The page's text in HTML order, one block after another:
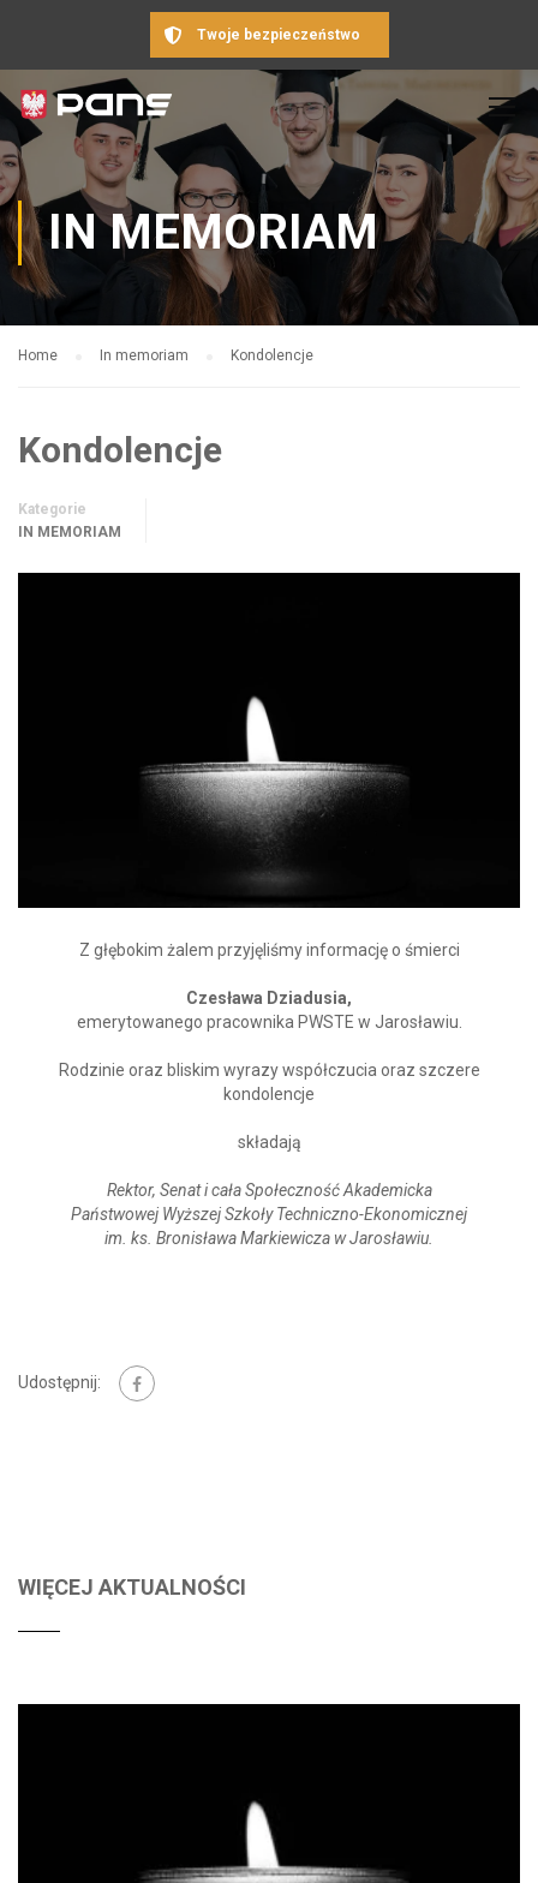
Twoje bezpieczeństwo
IN MEMORIAM
Home In memoriam Kondolencje
Kondolencje
Kategorie
IN MEMORIAM
Z głębokim żalem przyjęliśmy informację o śmierci
Czesława Dziadusia,
emerytowanego pracownika PWSTE w Jarosławiu.
Rodzinie oraz bliskim wyrazy współczucia oraz szczere
kondolencje
składają
Rektor, Senat i cała Społeczność Akademicka
Państwowej Wyższej SzkołyTechniczno-Ekonomicznej
im. ks. Bronisława Markiewicza w Jarosławiu.
Udostępnij:
WIĘCEJ AKTUALNOŚCI